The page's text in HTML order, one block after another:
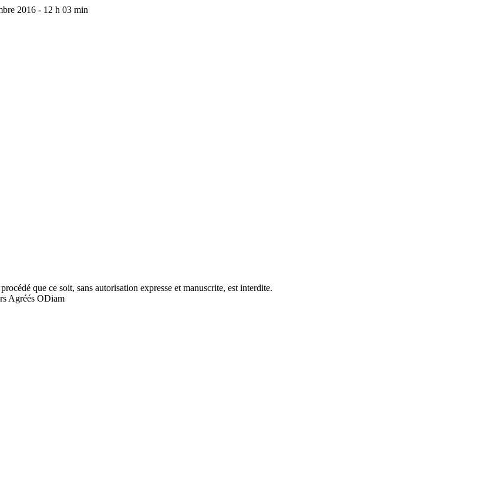
2016 - 12 h 03 min
que ce soit, sans autorisation expresse et manuscrite, est interdite.
Agréés ODiam